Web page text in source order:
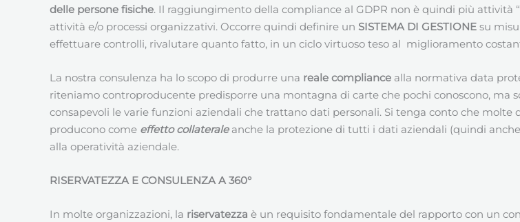
delle persone fisiche. Il raggiungimento della compliance al GDPR non è quindi più
attività e/o processi organizzativi. Occorre quindi definire un SISTEMA DI GESTIONE su
effettuare controlli, rivalutare quanto fatto, in un ciclo virtuoso teso al miglioramento
La nostra consulenza ha lo scopo di produrre una reale compliance alla normativa data
riteniamo controproducente predisporre una montagna di carte che pochi conoscono, ma
consapevoli le varie funzioni aziendali che trattano dati personali. Si tenga conto che
producono come effetto collateraleanche la protezione di tutti i dati aziendali (quindi
alla operatività aziendale.
RISERVATEZZA E CONSULENZA A 360°
In molte organizzazioni, la riservatezza è un requisito fondamentale del rapporto con un